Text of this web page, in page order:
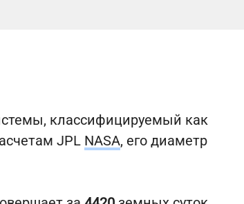
классифицируемый как
JPL NASA, его диаметр